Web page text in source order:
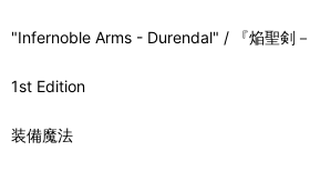
"Infernoble Arms - Durendal" / 『焔聖剣
1st Edition
装備魔法